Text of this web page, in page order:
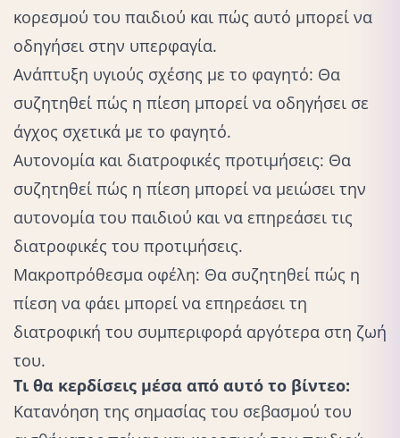
κορεσμού του παιδιού και πώς αυτό μπορεί να
οδηγήσει στην υπερφαγία.
Ανάπτυξη υγιούς σχέσης με το φαγητό: Θα
συζητηθεί πώς η πίεση μπορεί να οδηγήσει σε
άγχος σχετικά με το φαγητό.
Αυτονομία και διατροφικές προτιμήσεις: Θα
συζητηθεί πώς η πίεση μπορεί να μειώσει την
αυτονομία του παιδιού και να επηρεάσει τις
διατροφικές του προτιμήσεις.
Μακροπρόθεσμα οφέλη: Θα συζητηθεί πώς η
πίεση να φάει μπορεί να επηρεάσει τη
διατροφική του συμπεριφορά αργότερα στη ζωή
του.
Τι θα κερδίσεις μέσα από αυτό το βίντεο:
Κατανόηση της σημασίας του σεβασμού του